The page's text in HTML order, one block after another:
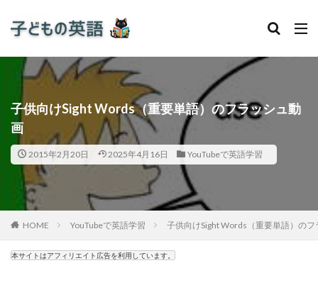
子供向けSight Words（重要単語）のフラッシュ動
画
2015年2月20日 2025年4月16日 YouTubeで英語学習
HOME YouTubeで英語学習 子供向けSight Words（重要単語）のフ
本サイトはアフィリエイト広告を利用しています。